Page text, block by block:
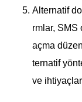
Alternatif
rmlar, SMS
açma
ternatif
ve